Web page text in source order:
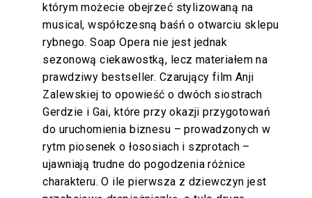
którym możecie obejrzeć stylizowaną na
musical, współczesną baśń o otwarciu sklepu
rybnego. Soap Opera nie jest jednak
sezonową ciekawostką, lecz materiałem na
prawdziwy bestseller. Czarujący film Anji
Zalewskiej to opowieść o dwóch siostrach
Gerdzie i Gai, które przy okazji przygotowań
do uruchomienia biznesu – prowadzonych w
rytm piosenek o łososiach i szprotach –
ujawniają trudne do pogodzenia różnice
charakteru. O ile pierwsza z dziewczyn jest